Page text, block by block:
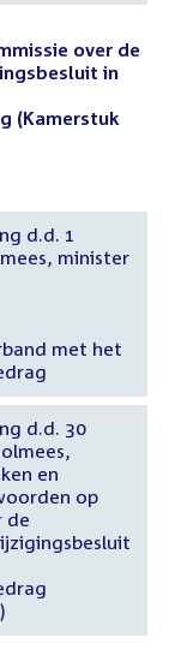
over de
in
(Kamerstuk
d.d. 1
minister
met het
d.d. 30
en
op
de